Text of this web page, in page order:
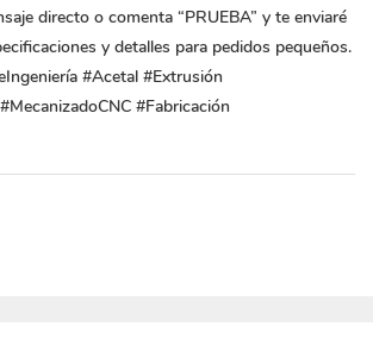
directo o comenta “PRUEBA” y te enviaré
y detalles para pedidos pequeños.
#Acetal #Extrusión
#Fabricación